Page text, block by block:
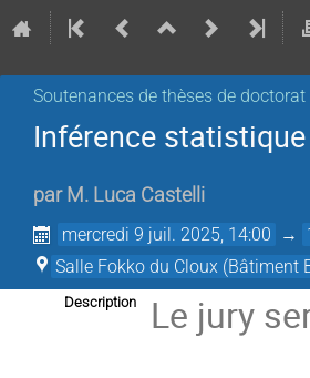
Soutenances de thèses de doctorat
Inférence
par M. Luca Castelli
mercredi 9 juil. 2025, 14:00 →
Salle Fokko du Cloux (Bâtiment
Description
Le jury